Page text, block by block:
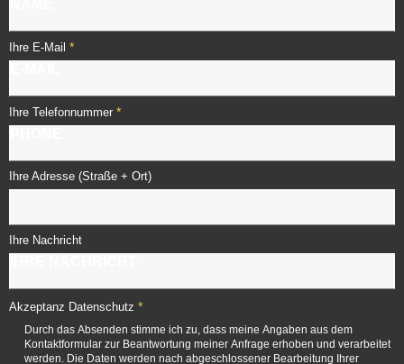
Ihre E-Mail *
Ihre Telefonnummer *
Ihre Adresse (Straße + Ort)
Ihre Nachricht
Akzeptanz Datenschutz *
Durch das Absenden stimme ich zu, dass meine Angaben aus dem
Kontaktformular zur Beantwortung meiner Anfrage erhoben und verarbeitet
werden. Die Daten werden nach abgeschlossener Bearbeitung Ihrer